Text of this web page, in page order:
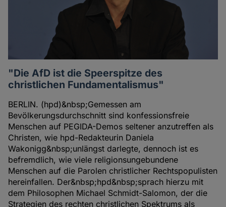
"Die AfD ist die Speerspitze des
christlichen Fundamentalismus"
BERLIN. (hpd)&nbsp;Gemessen am
Bevölkerungsdurchschnitt sind konfessionsfreie
Menschen auf PEGIDA-Demos seltener anzutreffen als
Christen, wie hpd-Redakteurin Daniela
Wakonigg&nbsp;unlängst darlegte, dennoch ist es
befremdlich, wie viele religionsungebundene
Menschen auf die Parolen christlicher Rechtspopulisten
hereinfallen. Der&nbsp;hpd&nbsp;sprach hierzu mit
dem Philosophen Michael Schmidt-Salomon, der die
Strategien des rechten christlichen Spektrums als